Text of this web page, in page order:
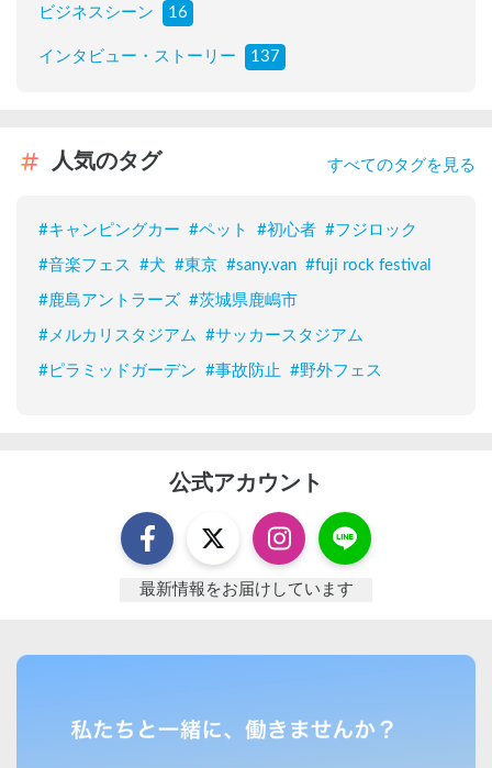
ビジネスシーン 16
インタビュー・ストーリー 137
人気のタグ すべてのタグを見る
#キャンピングカー #ペット #初心者 #フジロック
#音楽フェス #犬 #東京 #sany.van #fuji rock festival
#鹿島アントラーズ #茨城県鹿嶋市
#メルカリスタジアム #サッカースタジアム
#ピラミッドガーデン #事故防止 #野外フェス
公式アカウント
最新情報をお届けしています